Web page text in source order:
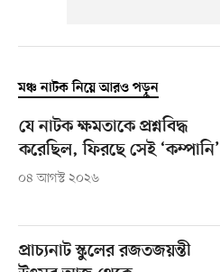
মঞ্চ নাটক নিয়ে আরও পড়ুন
যে নাটক ক্ষমতাকে প্রশ্নবিদ্ধ
করেছিল, ফিরছে সেই ‘কম্পানি’
০৪ আগস্ট ২০২৬
প্রাচ্যনাট স্কুলের রজতজয়ন্তী